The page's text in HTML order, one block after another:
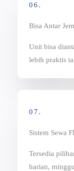
06.
Bisa Antar
Unit bisa
lebih praktis
07.
Sistem Sewa
Tersedia
harian,